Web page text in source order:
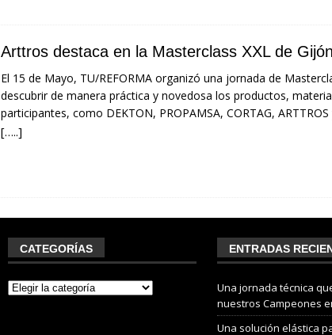
Arttros destaca en la Masterclass XXL de Gijón
El 15 de Mayo, TU/REFORMA organizó una jornada de
descubrir de manera práctica y novedosa los productos,
participantes, como DEKTON, PROPAMSA, CORTAG, ARTTROS
[…..]
CATEGORÍAS ENTRADAS
Una jornada técnica
nuestros Campeones
Una solución elástica